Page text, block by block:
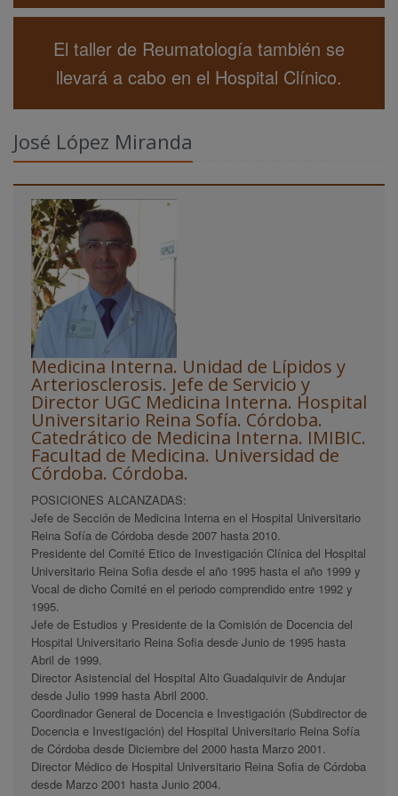
El taller de Reumatología también se
llevará a cabo en el Hospital Clínico.
José López Miranda
Medicina Interna. Unidad de Lípidos y
Arteriosclerosis. Jefe de Servicio y
Director UGC Medicina Interna. Hospital
Universitario Reina Sofía. Córdoba.
Catedrático de Medicina Interna. IMIBIC.
Facultad de Medicina. Universidad de
Córdoba. Córdoba.
POSICIONES ALCANZADAS:
Jefe de Sección de Medicina Interna en el Hospital Universitario
Reina Sofía de Córdoba desde 2007 hasta 2010.
Presidente del Comité Etico de Investigación Clínica del Hospital
Universitario Reina Sofia desde el año 1995 hasta el año 1999 y
Vocal de dicho Comité en el periodo comprendido entre 1992 y
1995.
Jefe de Estudios y Presidente de la Comisión de Docencia del
Hospital Universitario Reina Sofia desde Junio de 1995 hasta
Abril de 1999.
Director Asistencial del Hospital Alto Guadalquivir de Andujar
desde Julio 1999 hasta Abril 2000.
Coordinador General de Docencia e Investigación (Subdirector de
Docencia e Investigación) del Hospital Universitario Reina Sofía
de Córdoba desde Diciembre del 2000 hasta Marzo 2001.
Director Médico de Hospital Universitario Reina Sofia de Córdoba
desde Marzo 2001 hasta Junio 2004.